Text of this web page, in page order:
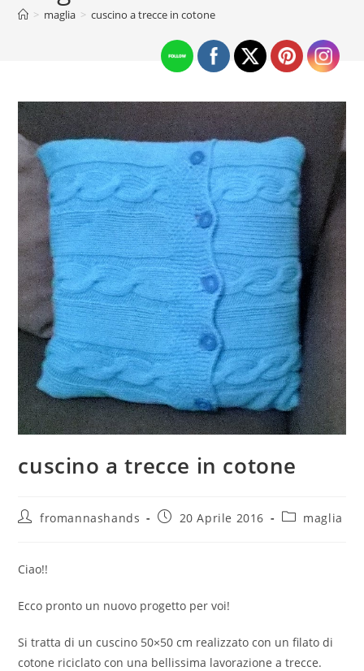
> maglia > cuscino a trecce in cotone
cuscino a trecce in cotone
Autorefromannashands
Articolo20 Aprile 2016
Categoria
maglia
Ciao!!
Ecco pronto un nuovo progetto per voi!
Si tratta di un cuscino 50×50 cm realizzato con un filato di
cotone riciclato con una bellissima lavorazione a trecce.